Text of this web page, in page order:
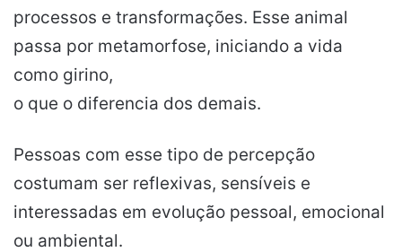
processos e transformações. Esse animal
passa por metamorfose, iniciando a vida
como girino,
o que o diferencia dos demais.
Pessoas com esse tipo de percepção
costumam ser reflexivas, sensíveis e
interessadas em evolução pessoal, emocional
ou ambiental.